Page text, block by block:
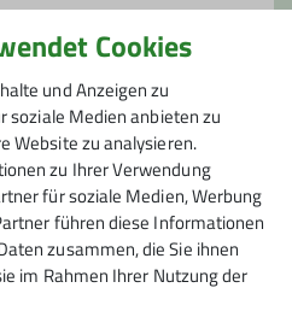
Cookies
und Anzeigen zu
soziale Medien anbieten zu
Website zu analysieren.
zu Ihrer Verwendung
für soziale Medien, Werbung
führen diese Informationen
zusammen, die Sie ihnen
im Rahmen Ihrer Nutzung der